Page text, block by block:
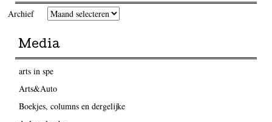
Archief
Media
arts in spe
Arts&Auto
Boekjes, columns en dergelijke